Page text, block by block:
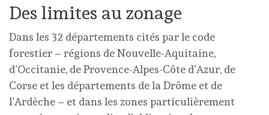
Des limites au zonage
Dans les 32 départements cités par le code
forestier – régions de Nouvelle-Aquitaine,
d’Occitanie, de Provence-Alpes-Côte d’Azur, de
Corse et les départements de la Drôme et de
l’Ardèche – et dans les zones particulièrement